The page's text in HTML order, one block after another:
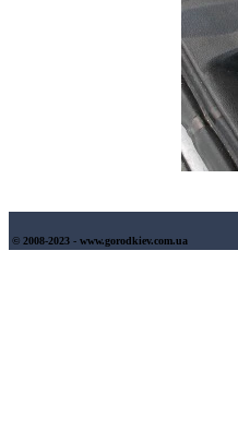
© 2008-2023 - www.gorodkiev.com.ua